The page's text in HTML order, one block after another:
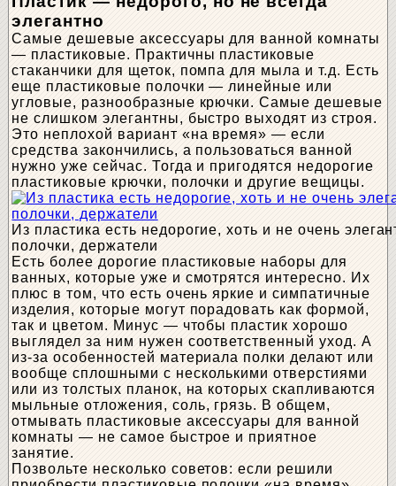
элегантно
Самые дешевые аксессуары для ванной комнаты
— пластиковые. Практичны пластиковые
стаканчики для щеток, помпа для мыла и т.д. Есть
еще пластиковые полочки — линейные или
угловые, разнообразные крючки. Самые дешевые
не слишком элегантны, быстро выходят из строя.
Это неплохой вариант «на время» — если
средства закончились, а пользоваться ванной
нужно уже сейчас. Тогда и пригодятся недорогие
пластиковые крючки, полочки и другие вещицы.
Из пластика есть недорогие, хоть и не очень
полочки, держатели
Есть более дорогие пластиковые наборы для
ванных, которые уже и смотрятся интересно. Их
плюс в том, что есть очень яркие и симпатичные
изделия, которые могут порадовать как формой,
так и цветом. Минус — чтобы пластик хорошо
выглядел за ним нужен соответственный уход. А
из-за особенностей материала полки делают или
вообще сплошными с несколькими отверстиями
или из толстых планок, на которых скапливаются
мыльные отложения, соль, грязь. В общем,
отмывать пластиковые аксессуары для ванной
комнаты — не самое быстрое и приятное
занятие.
Позвольте несколько советов: если решили